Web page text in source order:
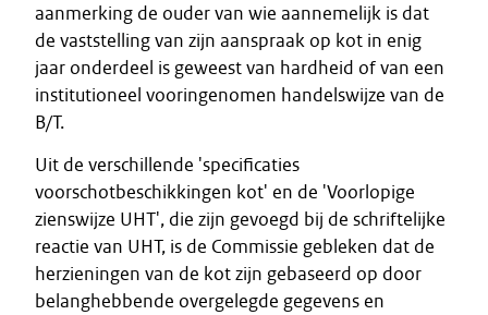
aanmerking de ouder van wie aannemelijk is dat
de vaststelling van zijn aanspraak op kot in enig
jaar onderdeel is geweest van hardheid of van een
institutioneel vooringenomen handelswijze van de
B/T.
Uit de verschillende 'specificaties
voorschotbeschikkingen kot' en de 'Voorlopige
zienswijze UHT', die zijn gevoegd bij de schriftelijke
reactie van UHT, is de Commissie gebleken dat de
herzieningen van de kot zijn gebaseerd op door
belanghebbende overgelegde gegevens en